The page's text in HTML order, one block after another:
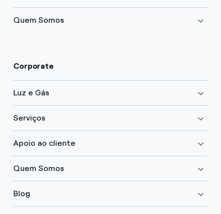
Quem Somos
Corporate
Luz e Gás
Serviços
Apoio ao cliente
Quem Somos
Blog